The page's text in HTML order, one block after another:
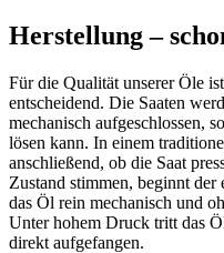
Herstellung –
Für die Qualität unserer Öle
entscheidend. Die Saaten
mechanisch aufgeschlossen,
lösen kann. In einem
anschließend, ob die Saat
Zustand stimmen, beginnt
das Öl rein mechanisch und
Unter hohem Druck tritt das
direkt aufgefangen.